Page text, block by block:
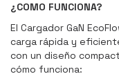
¿COMO FUNCIONA?
El Cargador GaN
carga rápida y
con un diseño
cómo funciona: